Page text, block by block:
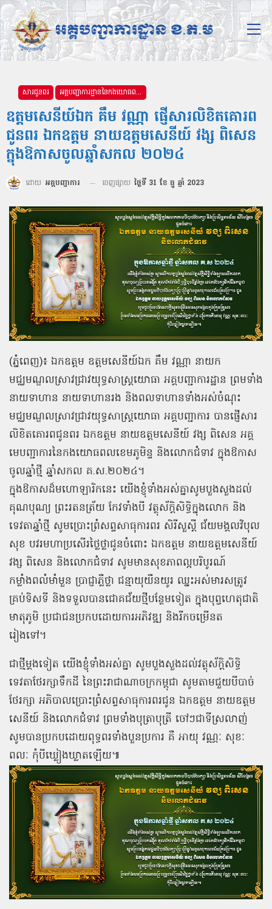
សារជូនពរ អគ្គបញ្ជាការដ្ឋាននៃកងយោធពលខេមរភូមិន្ទ
ឧត្តមសេនីយ៍ឯក គឹម វណ្ណា ផ្ញើសារលិខិតគោរព
ជូនពរ ឯកឧត្ដម នាយឧត្ដមសេនីយ៍ វង្ស ពិសេន
ក្នុងឱកាសចូលឆ្នាំសកល ២០២៤
ដោយ អគ្គបញ្ជាការ ចេញផ្សាយ ថ្ងៃទី 31 ខែ ធ្នូ ឆ្នាំ 2023
(ភ្នំពេញ)៖ ឯកឧត្ដម ឧត្តមសេនីយ៍ឯក គឹម វណ្ណា នាយក
មជ្ឈមណ្ឌលស្រាវជ្រាវយុទ្ធសាស្ត្រយោធា អគ្គបញ្ជាការដ្ឋាន ព្រមទាំង
នាយទាហាន នាយទាហានរង និងពលទាហានទាំងអស់ចំណុះ
មជ្ឈមណ្ឌលស្រាវជ្រាវយុទ្ធសាស្ត្រយោធា អគ្គបញ្ជាការ បានផ្ញើសារ
លិខិតគោរពជូនពរ ឯកឧត្ដម នាយឧត្ដមសេនីយ៍ វង្ស ពិសេន អគ្គ
មេបញ្ជាការនៃកងយោធពលខេមភូមិន្ទ និងលោកជំទាវ ក្នុងឱកាស
ចូលឆ្នាំថ្មី ឆ្នាំសកល គ.ស.២០២៤។
ក្នុងឱកាសដ៏មហោឡារិកនេះ យើងខ្ញុំទាំងអស់គ្នាសូមបួងសួងដល់
គុណបុណ្យ ព្រះរតនត្រ័យ កែវទាំងបី វត្ថុស័ក្ដិសិទ្ធិក្នុងលោក និង
ទេវតាឆ្នាំថ្មី សូមប្រោះព្រំសព្ទសាធុការពរ សិរីសួស្ដី ជ័យមង្គលវិបុល
សុខ បវរមហាប្រសើរថ្លៃថ្លាជូនចំពោះ ឯកឧត្ដម នាយឧត្ដមសេនីយ៍
វង្ស ពិសេន និងលោកជំទាវ សូមមានសុខភាពល្អបរិបូរណ៍
កម្លាំងពលំមាំមួន ប្រាជ្ញាភ្លឺថ្លា ជន្មាយុយឺនយូរ ឈ្នះអស់មារសត្រូវ
គ្រប់ទិសទី និងទទួលបានជោគជ័យថ្មីបន្ថែមទៀត ក្នុងបុព្វហេតុជាតិ
មាតុភូមិ ប្រជាជនប្រកបដោយការអភិវឌ្ឍ និងរីកចម្រើនត
រៀងទៅ។
ជាថ្មីម្ដងទៀត យើងខ្ញុំទាំងអស់គ្នា សូមបួងសួងដល់វត្ថុស័ក្តិសិទ្ធិ
ទេវតាថែរក្សាទឹកដី នៃព្រះរាជាណាចក្រកម្ពុជា សូមតាមជួយបីបាច់
ថែរក្សា អភិបាលប្រោះព្រំសព្ទសាធុការពរជូន ឯកឧត្ដម នាយឧត្ដម
សេនីយ៍ និងលោកជំទាវ ព្រមទាំងបុត្រាបុត្រី ចៅៗជាទីស្រលាញ់
សូមបានប្រកបដោយពុទ្ធពរទាំងបួនប្រការ គឺ អាយុ វណ្ណៈ សុខៈ
ពលៈ កុំបីឃ្លៀងឃ្លាតឡើយ៕